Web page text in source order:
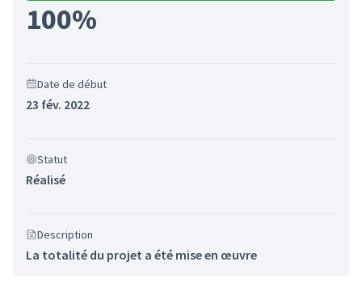
100%
Date de début
23 fév. 2022
Statut
Réalisé
Description
La totalité du projet a été mise en œuvre